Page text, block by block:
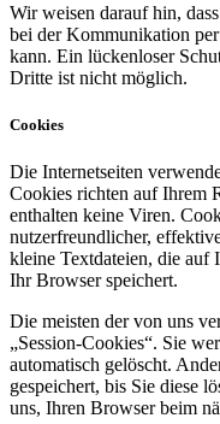
Wir weisen darauf hin,
bei der Kommunikation
kann. Ein lückenloser
Dritte ist nicht möglich.
Cookies
Die Internetseiten
Cookies richten auf Ihrem
enthalten keine Viren.
nutzerfreundlicher,
kleine Textdateien, die auf
Ihr Browser speichert.
Die meisten der von uns
„Session-Cookies“. Sie
automatisch gelöscht.
gespeichert, bis Sie diese
uns, Ihren Browser beim